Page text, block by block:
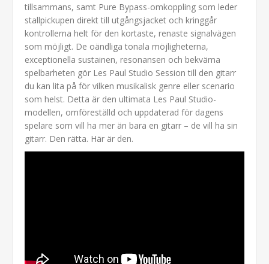
tillsammans, samt Pure Bypass-omkoppling som leder
stallpickupen direkt till utgångsjacket och kringgår
kontrollerna helt för den kortaste, renaste signalvägen
som möjligt. De oändliga tonala möjligheterna,
exceptionella sustainen, resonansen och bekväma
spelbarheten gör Les Paul Studio Session till den gitarr
du kan lita på för vilken musikalisk genre eller scenario
som helst. Detta är den ultimata Les Paul Studio-
modellen, omföreställd och uppdaterad för dagens
spelare som vill ha mer än bara en gitarr – de vill ha sin
gitarr. Den rätta. Här är den.